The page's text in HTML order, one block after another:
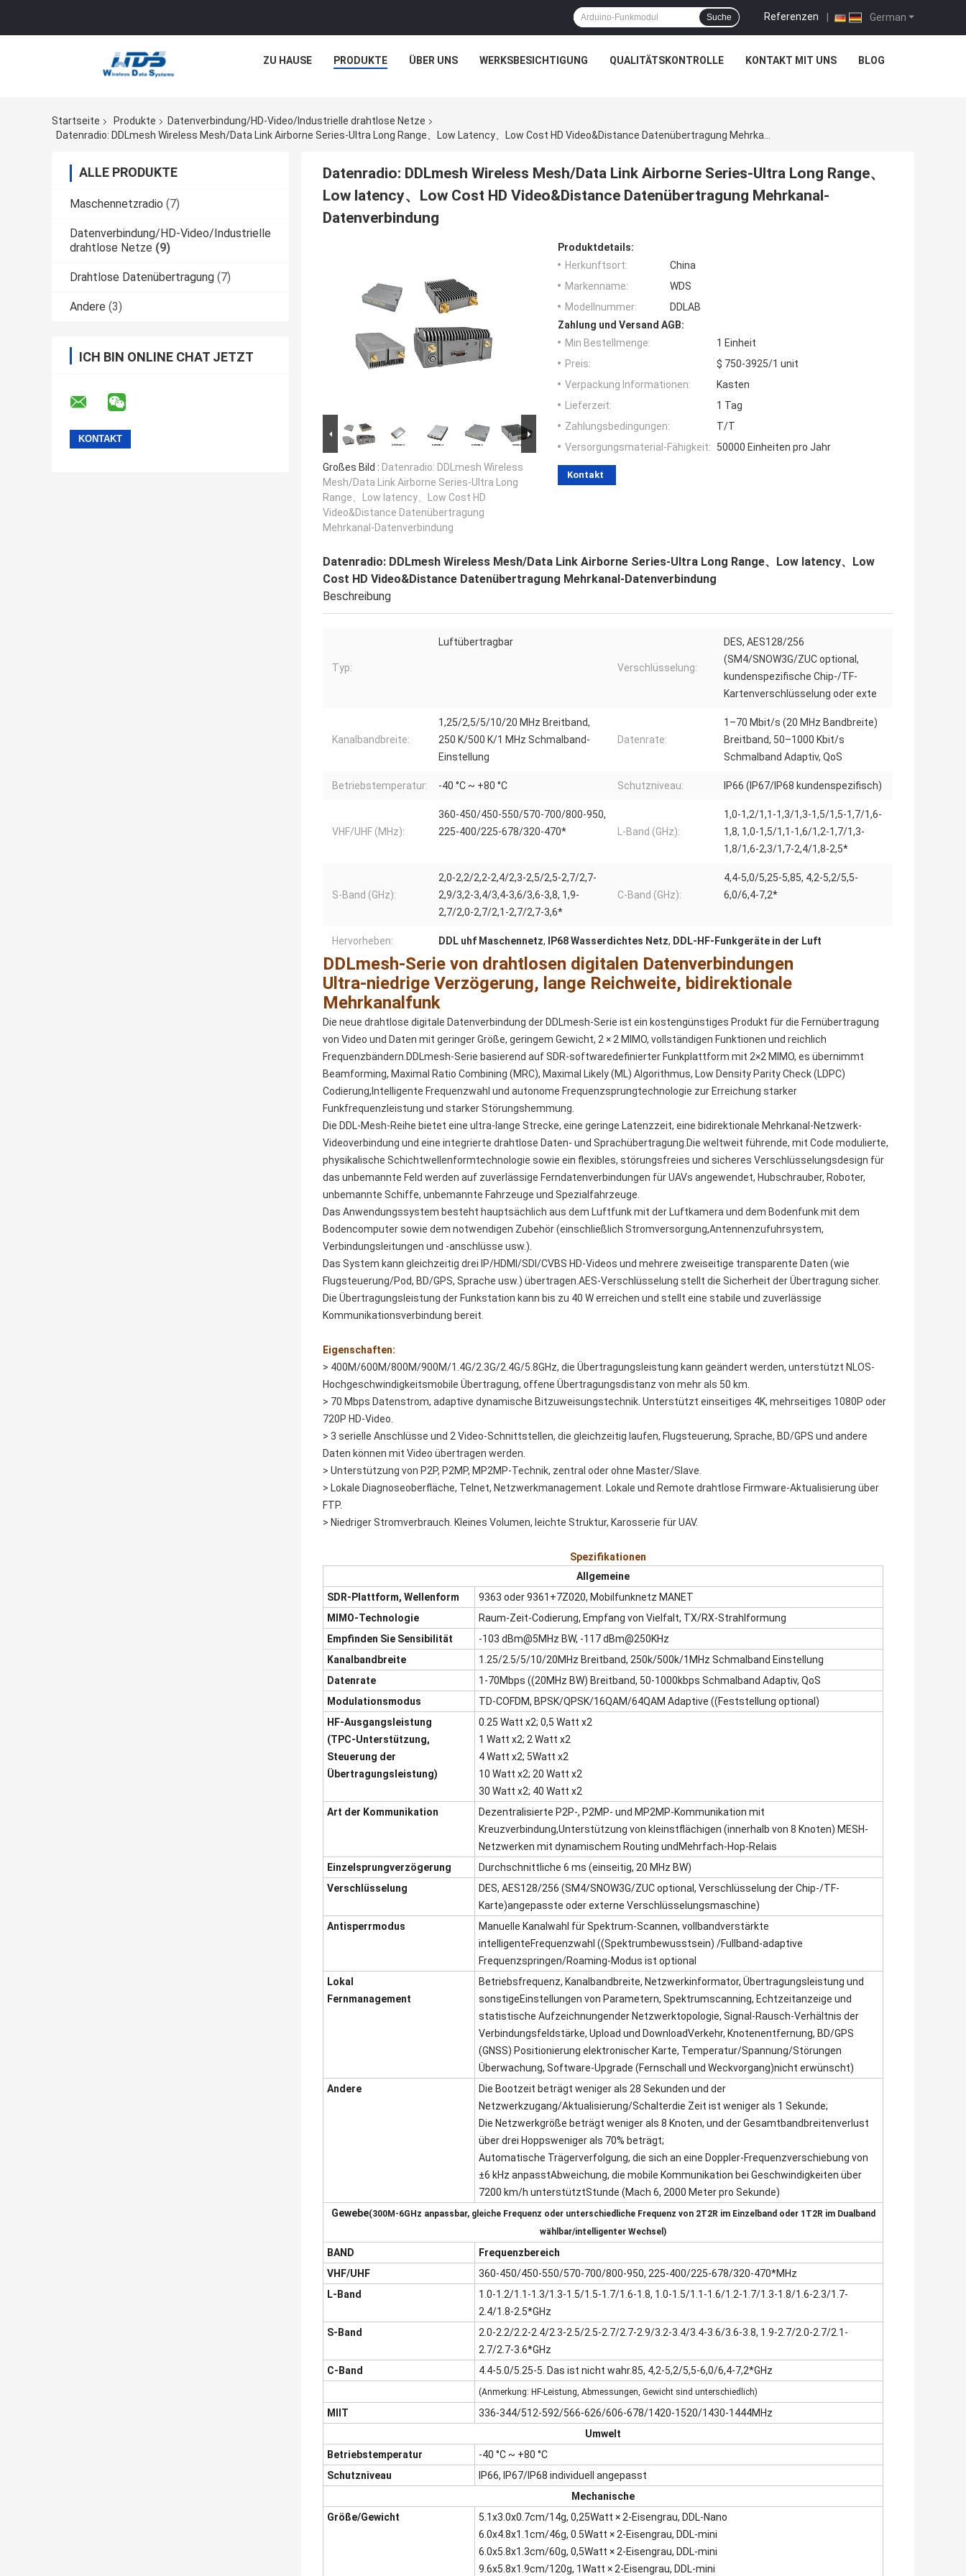
German
Referenzen |
Suche
ZU HAUSE PRODUKTE ÜBER UNS WERKSBESICHTIGUNG QUALITÄTSKONTROLLE KONTAKT MIT UNS BLOG
Startseite Produkte
Datenverbindung/HD-Video/Industrielle drahtlose Netze
ALLE PRODUKTE
Maschennetzradio (7)
Datenverbindung/HD-Video/Industrielle
drahtlose Netze (9)
Drahtlose Datenübertragung (7)
Andere (3)
ICH BIN ONLINE CHAT JETZT
Datenradio: DDLmesh Wireless Mesh/Data Link Airborne Series-Ultra Long Range、
Low latency、Low Cost HD Video&Distance Datenübertragung Mehrkanal-
Datenverbindung
Großes Bild : Datenradio: DDLmesh Wireless
Mesh/Data Link Airborne Series-Ultra Long
Range、Low latency、Low Cost HD
Video&Distance Datenübertragung
Mehrkanal-Datenverbindung
Produktdetails:
Herkunftsort:
China
Markenname:
WDS
Modellnummer:
DDLAB
Zahlung und Versand AGB:
Min Bestellmenge:
1 Einheit
Preis:
$ 750-3925/1 unit
Verpackung Informationen:
Kasten
Lieferzeit:
1 Tag
Zahlungsbedingungen:
T/T
Versorgungsmaterial-Fähigkeit:
50000 Einheiten pro Jahr
Kontakt
Datenradio: DDLmesh Wireless Mesh/Data Link Airborne Series-Ultra Long Range、Low latency、Low
Cost HD Video&Distance Datenübertragung Mehrkanal-Datenverbindung
Beschreibung
Typ:
Luftübertragbar
Verschlüsselung:
DES, AES128/256
(SM4/SNOW3G/ZUC optional,
kundenspezifische Chip-/TF-
Kartenverschlüsselung oder exte
Kanalbandbreite:
1,25/2,5/5/10/20 MHz Breitband,
250 K/500 K/1 MHz Schmalband-
Einstellung
Datenrate:
1–70 Mbit/s (20 MHz Bandbreite)
Breitband, 50–1000 Kbit/s
Schmalband Adaptiv, QoS
Betriebstemperatur: -40 °C ~ +80 °C Schutzniveau: IP66 (IP67/IP68 kundenspezifisch)
VHF/UHF (MHz):
360-450/450-550/570-700/800-950,
225-400/225-678/320-470*
L-Band (GHz):
1,0-1,2/1,1-1,3/1,3-1,5/1,5-1,7/1,6-
1,8, 1,0-1,5/1,1-1,6/1,2-1,7/1,3-
1,8/1,6-2,3/1,7-2,4/1,8-2,5*
S-Band (GHz):
2,0-2,2/2,2-2,4/2,3-2,5/2,5-2,7/2,7-
2,9/3,2-3,4/3,4-3,6/3,6-3,8, 1,9-
2,7/2,0-2,7/2,1-2,7/2,7-3,6*
C-Band (GHz):
4,4-5,0/5,25-5,85, 4,2-5,2/5,5-
6,0/6,4-7,2*
Hervorheben: DDL uhf Maschennetz, IP68 Wasserdichtes Netz, DDL-HF-Funkgeräte in der Luft
DDLmesh-Serie von drahtlosen digitalen Datenverbindungen
Ultra-niedrige Verzögerung, lange Reichweite, bidirektionale
Mehrkanalfunk
Die neue drahtlose digitale Datenverbindung der DDLmesh-Serie ist ein kostengünstiges Produkt für die Fernübertragung
von Video und Daten mit geringer Größe, geringem Gewicht, 2 × 2 MIMO, vollständigen Funktionen und reichlich
Frequenzbändern.DDLmesh-Serie basierend auf SDR-softwaredefinierter Funkplattform mit 2×2 MIMO, es übernimmt
Beamforming, Maximal Ratio Combining (MRC), Maximal Likely (ML) Algorithmus, Low Density Parity Check (LDPC)
Codierung,Intelligente Frequenzwahl und autonome Frequenzsprungtechnologie zur Erreichung starker
Funkfrequenzleistung und starker Störungshemmung.
Die DDL-Mesh-Reihe bietet eine ultra-lange Strecke, eine geringe Latenzzeit, eine bidirektionale Mehrkanal-Netzwerk-
Videoverbindung und eine integrierte drahtlose Daten- und Sprachübertragung.Die weltweit führende, mit Code modulierte,
physikalische Schichtwellenformtechnologie sowie ein flexibles, störungsfreies und sicheres Verschlüsselungsdesign für
das unbemannte Feld werden auf zuverlässige Ferndatenverbindungen für UAVs angewendet, Hubschrauber, Roboter,
unbemannte Schiffe, unbemannte Fahrzeuge und Spezialfahrzeuge.
Das Anwendungssystem besteht hauptsächlich aus dem Luftfunk mit der Luftkamera und dem Bodenfunk mit dem
Bodencomputer sowie dem notwendigen Zubehör (einschließlich Stromversorgung,Antennenzufuhrsystem,
Verbindungsleitungen und -anschlüsse usw.).
Das System kann gleichzeitig drei IP/HDMI/SDI/CVBS HD-Videos und mehrere zweiseitige transparente Daten (wie
Flugsteuerung/Pod, BD/GPS, Sprache usw.) übertragen.AES-Verschlüsselung stellt die Sicherheit der Übertragung sicher.
Die Übertragungsleistung der Funkstation kann bis zu 40 W erreichen und stellt eine stabile und zuverlässige
Kommunikationsverbindung bereit.
Eigenschaften:
> 400M/600M/800M/900M/1.4G/2.3G/2.4G/5.8GHz, die Übertragungsleistung kann geändert werden, unterstützt NLOS-
Hochgeschwindigkeitsmobile Übertragung, offene Übertragungsdistanz von mehr als 50 km.
> 70 Mbps Datenstrom, adaptive dynamische Bitzuweisungstechnik. Unterstützt einseitiges 4K, mehrseitiges 1080P oder
720P HD-Video.
> 3 serielle Anschlüsse und 2 Video-Schnittstellen, die gleichzeitig laufen, Flugsteuerung, Sprache, BD/GPS und andere
Daten können mit Video übertragen werden.
> Unterstützung von P2P, P2MP, MP2MP-Technik, zentral oder ohne Master/Slave.
> Lokale Diagnoseoberfläche, Telnet, Netzwerkmanagement. Lokale und Remote drahtlose Firmware-Aktualisierung über
FTP.
> Niedriger Stromverbrauch. Kleines Volumen, leichte Struktur, Karosserie für UAV.
Spezifikationen
Allgemeine
SDR-Plattform, Wellenform
9363 oder 9361+7Z020, Mobilfunknetz MANET
MIMO-Technologie
Raum-Zeit-Codierung, Empfang von Vielfalt, TX/RX-Strahlformung
Empfinden Sie Sensibilität
-103 dBm@5MHz BW, -117 dBm@250KHz
Kanalbandbreite
1.25/2.5/5/10/20MHz Breitband, 250k/500k/1MHz Schmalband Einstellung
Datenrate
1-70Mbps ((20MHz BW) Breitband, 50-1000kbps Schmalband Adaptiv, QoS
Modulationsmodus
TD-COFDM, BPSK/QPSK/16QAM/64QAM Adaptive ((Feststellung optional)
HF-Ausgangsleistung
(TPC-Unterstützung,
Steuerung der
Übertragungsleistung)
0.25 Watt x2; 0,5 Watt x2
1 Watt x2; 2 Watt x2
4 Watt x2; 5Watt x2
10 Watt x2; 20 Watt x2
30 Watt x2; 40 Watt x2
Art der Kommunikation
Dezentralisierte P2P-, P2MP- und MP2MP-Kommunikation mit
Kreuzverbindung,Unterstützung von kleinstflächigen (innerhalb von 8 Knoten) MESH-
Netzwerken mit dynamischem Routing undMehrfach-Hop-Relais
Einzelsprungverzögerung
Durchschnittliche 6 ms (einseitig, 20 MHz BW)
Verschlüsselung
DES, AES128/256 (SM4/SNOW3G/ZUC optional, Verschlüsselung der Chip-/TF-
Karte)angepasste oder externe Verschlüsselungsmaschine)
Antisperrmodus
Manuelle Kanalwahl für Spektrum-Scannen, vollbandverstärkte
intelligenteFrequenzwahl ((Spektrumbewusstsein) /Fullband-adaptive
Frequenzspringen/Roaming-Modus ist optional
Lokal
Fernmanagement
Betriebsfrequenz, Kanalbandbreite, Netzwerkinformator, Übertragungsleistung und
sonstigeEinstellungen von Parametern, Spektrumscanning, Echtzeitanzeige und
statistische Aufzeichnungender Netzwerktopologie, Signal-Rausch-Verhältnis der
Verbindungsfeldstärke, Upload und DownloadVerkehr, Knotenentfernung, BD/GPS
(GNSS) Positionierung elektronischer Karte, Temperatur/Spannung/Störungen
Überwachung, Software-Upgrade (Fernschall und Weckvorgang)nicht erwünscht)
Andere
Die Bootzeit beträgt weniger als 28 Sekunden und der
Netzwerkzugang/Aktualisierung/Schalterdie Zeit ist weniger als 1 Sekunde;
Die Netzwerkgröße beträgt weniger als 8 Knoten, und der Gesamtbandbreitenverlust
über drei Hoppsweniger als 70% beträgt;
Automatische Trägerverfolgung, die sich an eine Doppler-Frequenzverschiebung von
±6 kHz anpasstAbweichung, die mobile Kommunikation bei Geschwindigkeiten über
7200 km/h unterstütztStunde (Mach 6, 2000 Meter pro Sekunde)
Gewebe(300M-6GHz anpassbar, gleiche Frequenz oder unterschiedliche Frequenz von 2T2R im Einzelband oder 1T2R im Dualband
wählbar/intelligenter Wechsel)
BAND
Frequenzbereich
VHF/UHF
360-450/450-550/570-700/800-950, 225-400/225-678/320-470*MHz
L-Band
1.0-1.2/1.1-1.3/1.3-1.5/1.5-1.7/1.6-1.8, 1.0-1.5/1.1-1.6/1.2-1.7/1.3-1.8/1.6-2.3/1.7-
2.4/1.8-2.5*GHz
S-Band
2.0-2.2/2.2-2.4/2.3-2.5/2.5-2.7/2.7-2.9/3.2-3.4/3.4-3.6/3.6-3.8, 1.9-2.7/2.0-2.7/2.1-
2.7/2.7-3.6*GHz
C-Band
4.4-5.0/5.25-5. Das ist nicht wahr.85, 4,2-5,2/5,5-6,0/6,4-7,2*GHz
(Anmerkung: HF-Leistung, Abmessungen, Gewicht sind unterschiedlich)
MIIT
336-344/512-592/566-626/606-678/1420-1520/1430-1444MHz
Umwelt
Betriebstemperatur
-40 °C ~ +80 °C
Schutzniveau
IP66, IP67/IP68 individuell angepasst
Mechanische
Größe/Gewicht
5.1x3.0x0.7cm/14g, 0,25Watt × 2-Eisengrau, DDL-Nano
6.0x4.8x1.1cm/46g, 0.5Watt × 2-Eisengrau, DDL-mini
6.0x5.8x1.3cm/60g, 0,5Watt × 2-Eisengrau, DDL-mini
9.6x5.8x1.9cm/120g, 1Watt × 2-Eisengrau, DDL-mini